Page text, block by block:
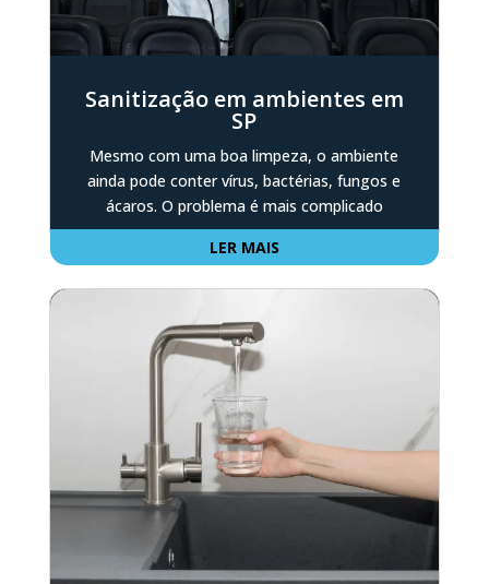
Sanitização em ambientes em
SP
Mesmo com uma boa limpeza, o ambiente
ainda pode conter vírus, bactérias, fungos e
ácaros. O problema é mais complicado
LER MAIS